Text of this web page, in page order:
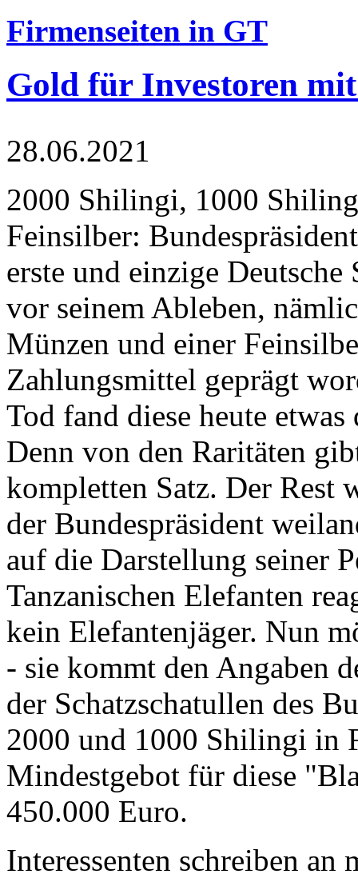
Firmenseiten in GT
Gold für Investoren
28.06.2021
2000 Shilingi, 1000
Feinsilber:
erste und einzige Deutsche
vor seinem Ableben,
Münzen und einer
Zahlungsmittel geprägt
Tod fand diese heute
Denn von den Raritäten
kompletten Satz. Der Rest
der Bundespräsident
auf die Darstellung seiner
Tanzanischen Elefanten
kein Elefantenjäger. Nun
- sie kommt den Angaben
der Schatzschatullen des
2000 und 1000 Shilingi in
Mindestgebot für diese
450.000 Euro.
Interessenten schreiben